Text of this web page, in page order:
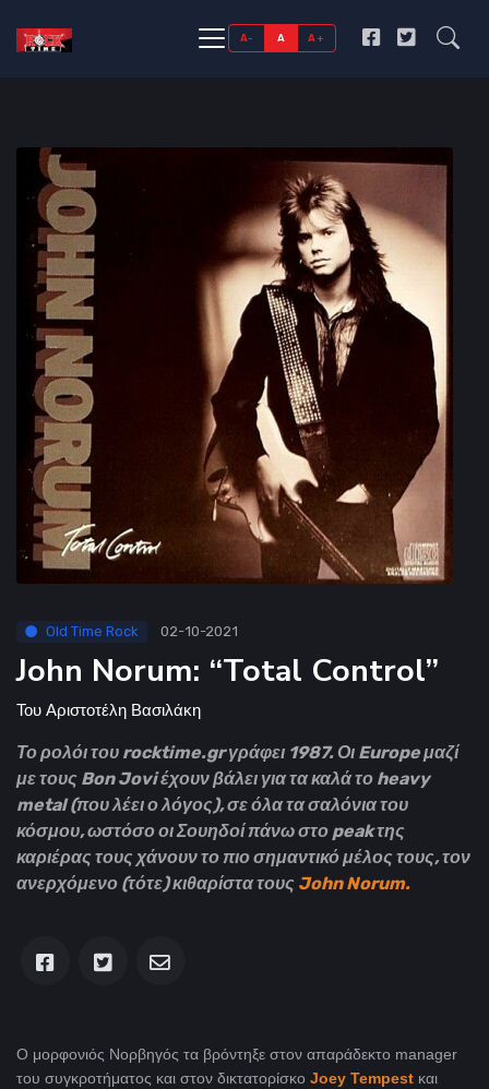
A- A A+
Old Time Rock 02-10-2021
John Norum: “Total Control”
Του Αριστοτέλη Βασιλάκη
Το ρολόι του rocktime.gr γράφει 1987. Οι Europe μαζί
με τους Bon Jovi έχουν βάλει για τα καλά το heavy
metal (που λέει ο λόγος), σε όλα τα σαλόνια του
κόσμου, ωστόσο οι Σουηδοί πάνω στο peak της
καριέρας τους χάνουν το πιο σημαντικό μέλος τους, τον
ανερχόμενο (τότε) κιθαρίστα τους John Norum.
O μορφονιός Νορβηγός τα βρόντηξε στον απαράδεκτο manager
του συγκροτήματος και στον δικτατορίσκο Joey Tempest και